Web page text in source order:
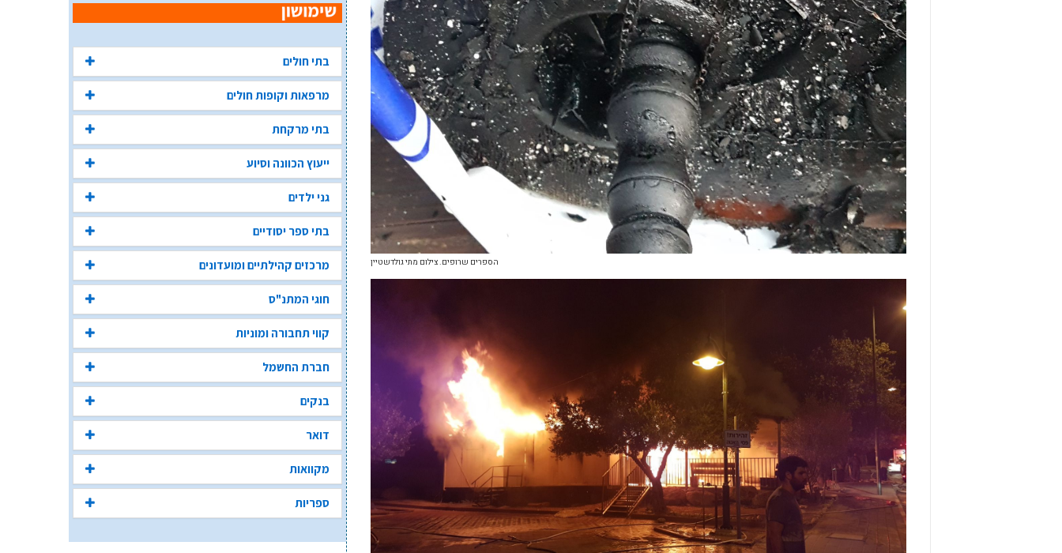
הספרים שרופים. צילום מתי גולדשטיין
בתי חולים
מרפאות וקופות חולים
בתי מרקחת
ייעוץ הכוונה וסיוע
גני ילדים
בתי ספר יסודיים
מרכזים קהילתיים ומועדונים
חוגי המתנ"ס
קווי תחבורה ומוניות
חברת החשמל
בנקים
דואר
מקוואות
ספריות